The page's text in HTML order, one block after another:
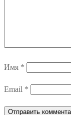
Имя *
Email *